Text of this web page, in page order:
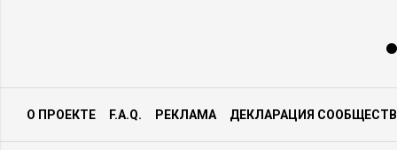
О ПРОЕКТЕ F.A.Q. РЕКЛАМА ДЕКЛАРАЦИЯ